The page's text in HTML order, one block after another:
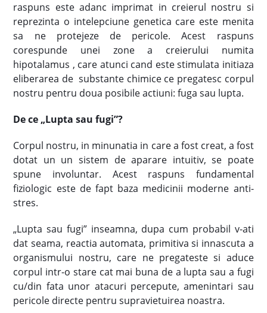
raspuns este adanc imprimat in creierul nostru si
reprezinta o intelepciune genetica care este menita
sa ne protejeze de pericole. Acest raspuns
corespunde unei zone a creierului numita
hipotalamus , care atunci cand este stimulata initiaza
eliberarea de substante chimice ce pregatesc corpul
nostru pentru doua posibile actiuni: fuga sau lupta.
De ce „Lupta sau fugi”?
Corpul nostru, in minunatia in care a fost creat, a fost
dotat un un sistem de aparare intuitiv, se poate
spune involuntar. Acest raspuns fundamental
fiziologic este de fapt baza medicinii moderne anti-
stres.
„Lupta sau fugi” inseamna, dupa cum probabil v-ati
dat seama, reactia automata, primitiva si innascuta a
organismului nostru, care ne pregateste si aduce
corpul intr-o stare cat mai buna de a lupta sau a fugi
cu/din fata unor atacuri percepute, amenintari sau
pericole directe pentru supravietuirea noastra.